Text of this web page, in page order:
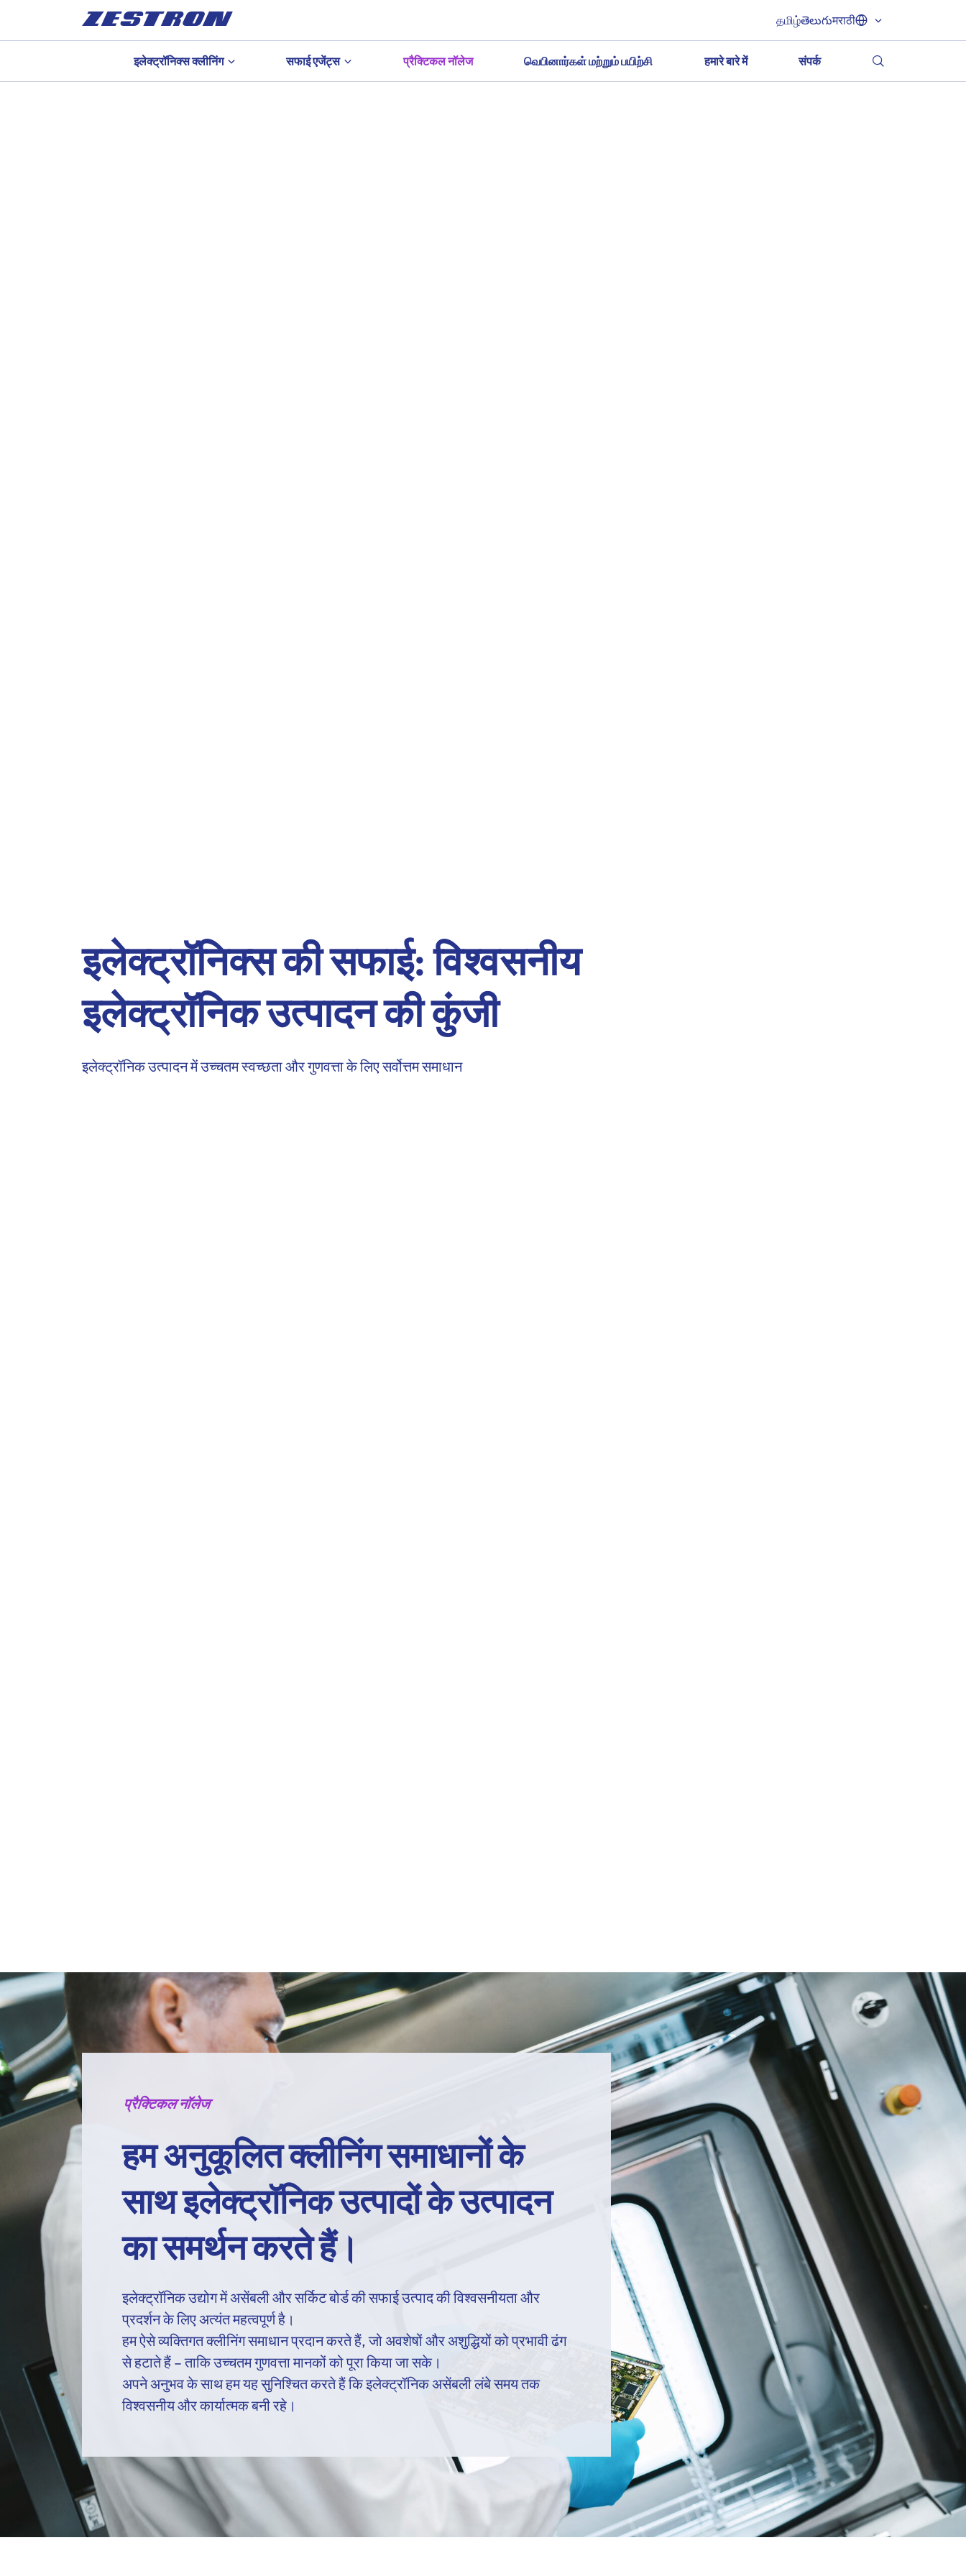
தமிழ்తెలుగుमराठी
इलेक्ट्रॉनिक्स क्लीनिंग सफाई एजेंट्स प्रैक्टिकल नॉलेज வெபினார்கள் மற்றும் பயிற்சி हमारे बारे में संपर्क
इलेक्ट्रॉनिक्स की सफाई: विश्वसनीय
इलेक्ट्रॉनिक उत्पादन की कुंजी
इलेक्ट्रॉनिक उत्पादन में उच्चतम स्वच्छता और गुणवत्ता के लिए सर्वोत्तम समाधान
प्रैक्टिकल नॉलेज
हम अनुकूलित क्लीनिंग समाधानों के
साथ इलेक्ट्रॉनिक उत्पादों के उत्पादन
का समर्थन करते हैं।
इलेक्ट्रॉनिक उद्योग में असेंबली और सर्किट बोर्ड की सफाई उत्पाद की विश्वसनीयता और
प्रदर्शन के लिए अत्यंत महत्वपूर्ण है।
हम ऐसे व्यक्तिगत क्लीनिंग समाधान प्रदान करते हैं, जो अवशेषों और अशुद्धियों को प्रभावी ढंग
से हटाते हैं – ताकि उच्चतम गुणवत्ता मानकों को पूरा किया जा सके।
अपने अनुभव के साथ हम यह सुनिश्चित करते हैं कि इलेक्ट्रॉनिक असेंबली लंबे समय तक
विश्वसनीय और कार्यात्मक बनी रहे।